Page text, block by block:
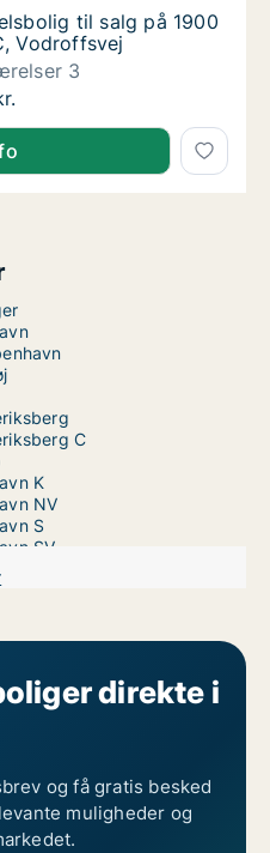
til salg på 1900
til salg på 1900
Vodroffsvej
3
til salg på 1900
C
K
NV
S
SV
direkte i
og få gratis besked
muligheder og